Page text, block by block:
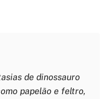
de dinossauro
papelão e feltro,